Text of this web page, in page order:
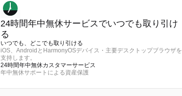
24時間年中無休サービスでいつでも取り引け
る
いつでも、どこでも取り引ける
iOS、AndroidとHarmonyOSデバイス・主要デスクトップブラウザを
支持します。
24時間年中無休カスタマーサービス
年中無休サポートによる資産保護